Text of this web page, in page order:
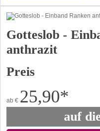
Gotteslob -
anthrazit
Preis
ab € 25,90*
auf